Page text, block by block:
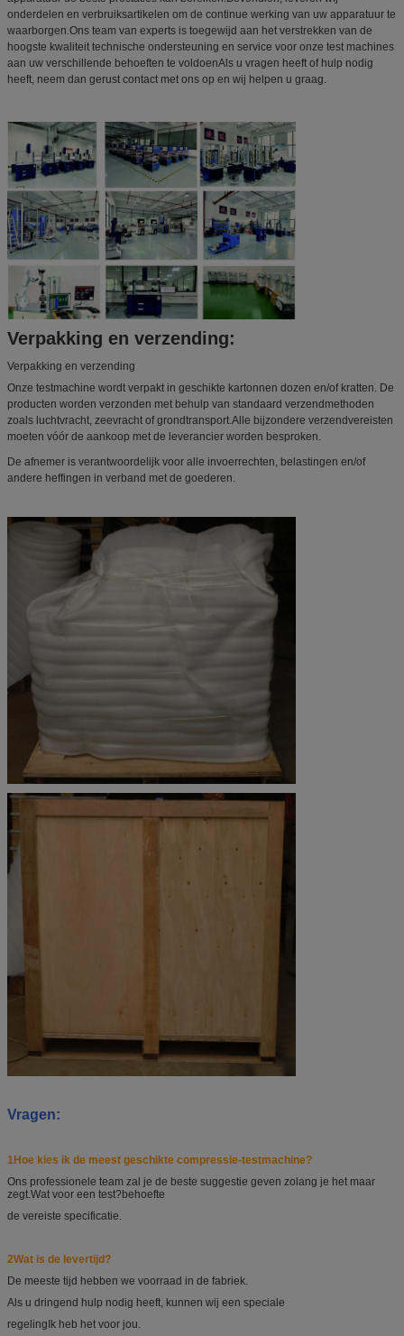
onderdelen en verbruiksartikelen om de continue werking van uw apparatuur te
waarborgen.Ons team van experts is toegewijd aan het verstrekken van de
hoogste kwaliteit technische ondersteuning en service voor onze test machines
aan uw verschillende behoeften te voldoenAls u vragen heeft of hulp nodig
heeft, neem dan gerust contact met ons op en wij helpen u graag.
Verpakking en verzending:
Verpakking en verzending
Onze testmachine wordt verpakt in geschikte kartonnen dozen en/of kratten. De
producten worden verzonden met behulp van standaard verzendmethoden
zoals luchtvracht, zeevracht of grondtransport.Alle bijzondere verzendvereisten
moeten vóór de aankoop met de leverancier worden besproken.
De afnemer is verantwoordelijk voor alle invoerrechten, belastingen en/of
andere heffingen in verband met de goederen.
Vragen:
1Hoe kies ik de meest geschikte compressie-testmachine?
Ons professionele team zal je de beste suggestie geven zolang je het maar
zegt.Wat voor een test? behoefte
de vereiste specificatie.
2Wat is de levertijd?
De meeste tijd hebben we voorraad in de fabriek.
Als u dringend hulp nodig heeft, kunnen wij een speciale
regeling Ik heb het voor jou.